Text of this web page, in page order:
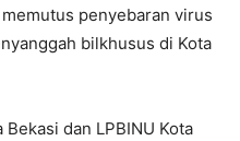
penyebaran virus
bilkhusus di Kota
dan LPBINU Kota